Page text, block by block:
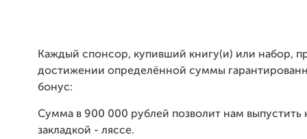
Каждый спонсор, купивший книгу(и) или набор,
достижении определённой суммы
бонус:
Сумма в 900 000 рублей позволит нам выпустить
закладкой - ляссе.